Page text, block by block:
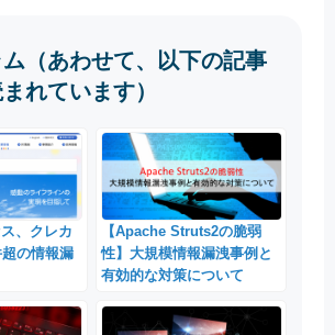
（あわせて、以下の記事
れています）
、クレカ
の情報漏
【Apache Struts2の脆弱
性】大規模情報漏洩事例と
有効的な対策について